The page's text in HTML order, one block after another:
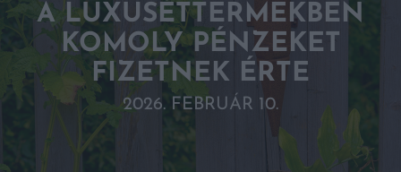
A LUXUSÉTTERMEKBEN
KOMOLY PÉNZEKET
FIZETNEK ÉRTE
2026. FEBRUÁR 10.